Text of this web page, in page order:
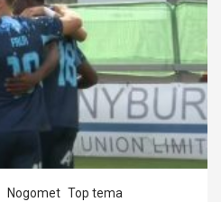
Nogomet Top tema